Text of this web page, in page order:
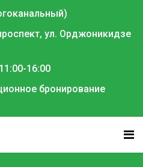
ул. Орджоникидзе
16:00
бронирование